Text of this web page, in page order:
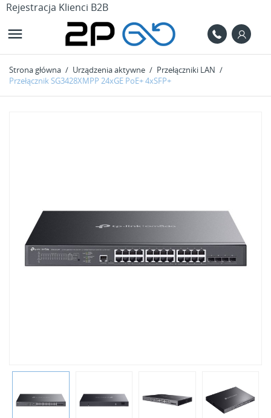
Rejestracja Klienci B2B

Strona główna Urządzenia aktywne
Przełączniki LAN
Przełącznik SG3428XMPP 24xGE PoE+ 4xSFP+